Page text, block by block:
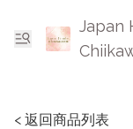
Japan
< 返回商品列表